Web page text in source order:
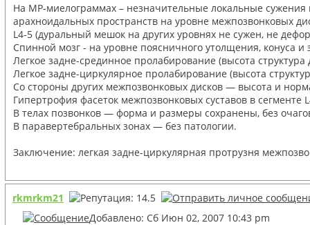
На МР-миелограммах – незначительные локальные сужения
арахноидальных пространств на уровне межпозвонковых
L4-5 (дуральный мешок на других уровнях не сужен, не
Спинной мозг - на уровне поясничного утолщения, конуса
Легкое задне-срединное пролабирование (высота
Легкое задне-циркулярное пролабирование (высота
Со стороны других межпозвонковых дисков — высота и
Гипертрофия фасеток межпозвонковых суставов в
В телах позвонков — форма и размеры сохранены, без
В паравертебральных зонах — без патологии.
Заключение: легкая задне-циркулярная протрузня
rkmrkm21
Добавлено: Сб Июн 02, 2007 10:43 pm